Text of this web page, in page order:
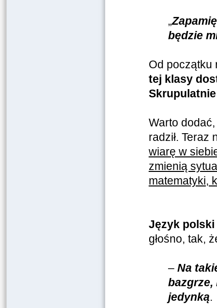
„
będzie
Od początku
tej klasy
Warto
radził.
wiarę w
zmienią
matematyki,
Język polski
głośno, tak,
– Na
bazgrze,
jedynką.